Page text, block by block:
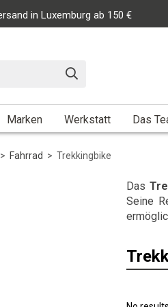
in Luxemburg ab 150 €
Marken Werkstatt Das
> Fahrrad > Trekkingbike
Das
Seine